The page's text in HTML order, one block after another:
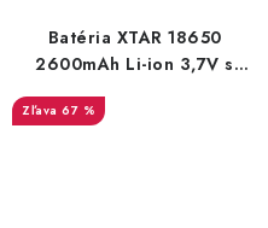
Batéria XTAR 18650
2600mAh Li-ion 3,7V s
67 %